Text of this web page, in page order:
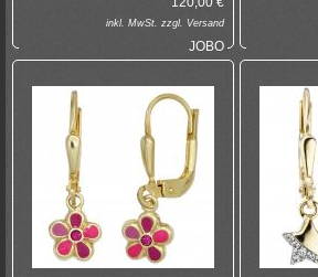
inkl. MwSt. zzgl. Versand
JOBO